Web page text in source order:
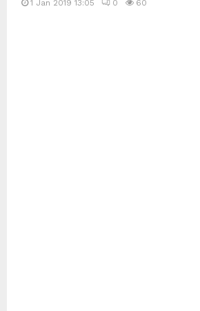
1 Jan 2019 13:05 0 60